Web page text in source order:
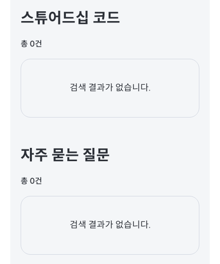
스튜어드십 코드
총 0건
검색 결과가 없습니다.
자주 묻는 질문
총 0건
검색 결과가 없습니다.